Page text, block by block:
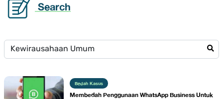
Search
Bedah Kasus
Membedah Penggunaan WhatsApp Business Untuk